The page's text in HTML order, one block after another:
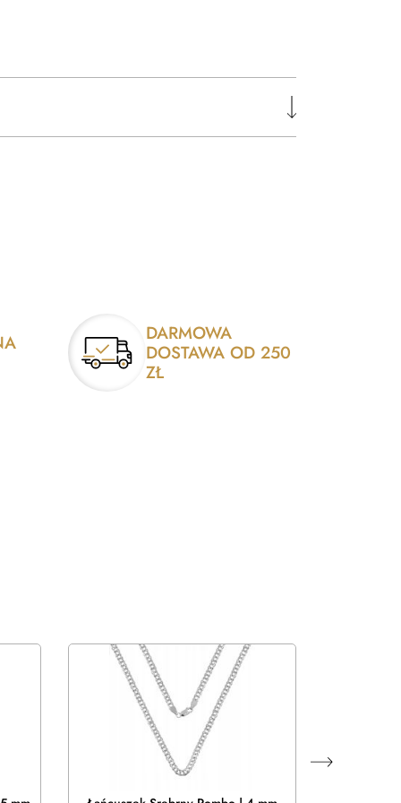
DARMOWA
DOSTAWA OD 250
ZŁ